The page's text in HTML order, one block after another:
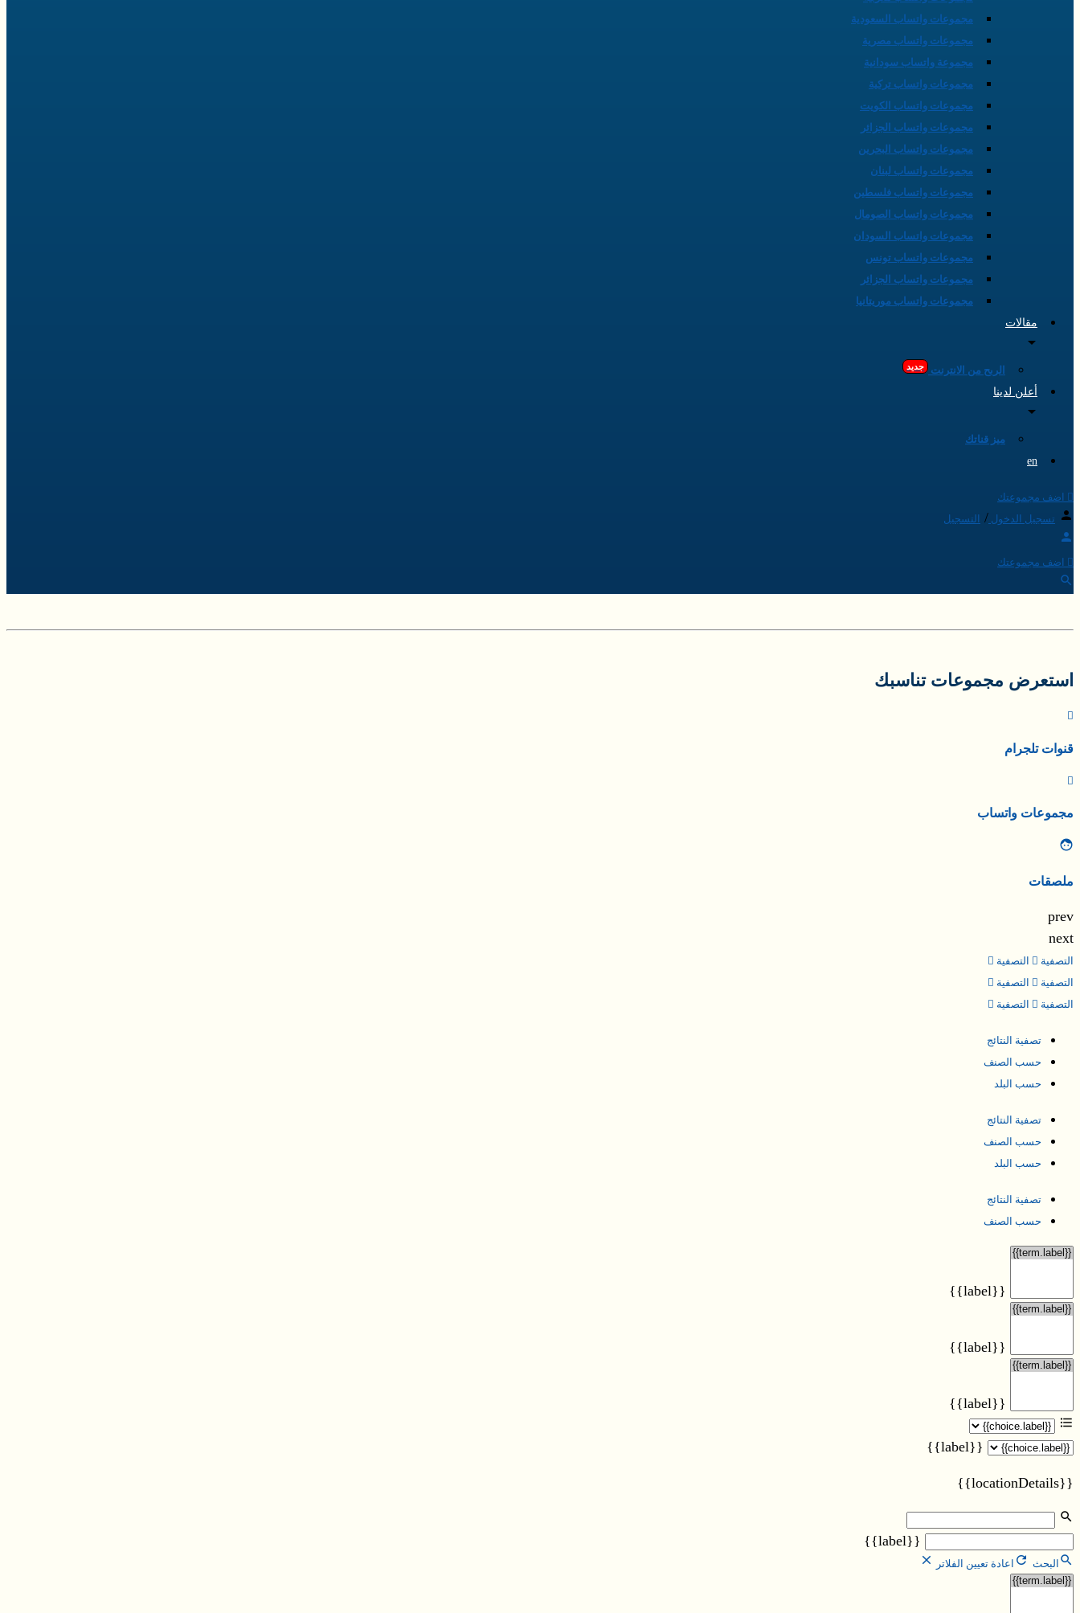
مجموعات واتساب السعودية
مجموعات واتساب مصرية
مجموعة واتساب سودانية
مجموعات واتساب تركية
مجموعات واتساب الكويت
مجموعات واتساب الجزائر
مجموعات واتساب البحرين
مجموعات واتساب لبنان
مجموعات واتساب فلسطين
مجموعات واتساب الصومال
مجموعات واتساب السودان
مجموعات واتساب تونس
مجموعات واتساب الجزائر
مجموعات واتساب موريتانيا
مقالات
الربح من الانترنت جديد
أعلن لدينا
ميز قناتك
en
اضف مجموعتك
تسجيل الدخول / التسجيل
اضف مجموعتك
استعرض مجموعات تناسبك
قنوات تلجرام
مجموعات واتساب
ملصقات
prev
next
التصفية
التصفية
التصفية
التصفية
التصفية
التصفية
تصفية النتائج
حسب الصنف
حسب البلد
تصفية النتائج
حسب الصنف
حسب البلد
تصفية النتائج
حسب الصنف
{{label}}
{{label}}
{{label}}
{{label}}
{{locationDetails}}
{{label}}
البحث اعادة تعيين الفلاتر